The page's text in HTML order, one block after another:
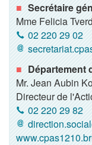
Secrétaire
Mme Felicia
02 220 29 02
Département
Mr. Jean Aubin
Directeur de
02 220 29 82